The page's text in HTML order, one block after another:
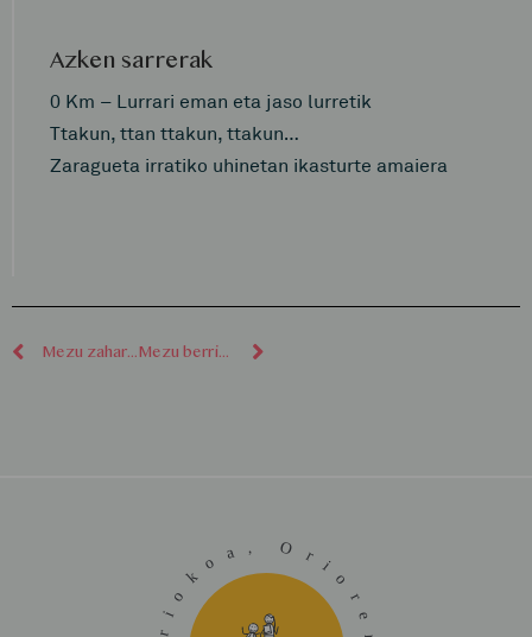
Azken sarrerak
0 Km – Lurrari eman eta jaso lurretik
Ttakun, ttan ttakun, ttakun…
Zaragueta irratiko uhinetan ikasturte amaiera
Mezu zaharragoak Mezu berriagoak